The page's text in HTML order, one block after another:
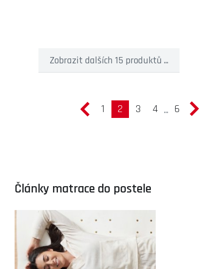
Články matrace do postele
Zobrazit dalších 15 produktů ...
1 2 3 4 ... 6